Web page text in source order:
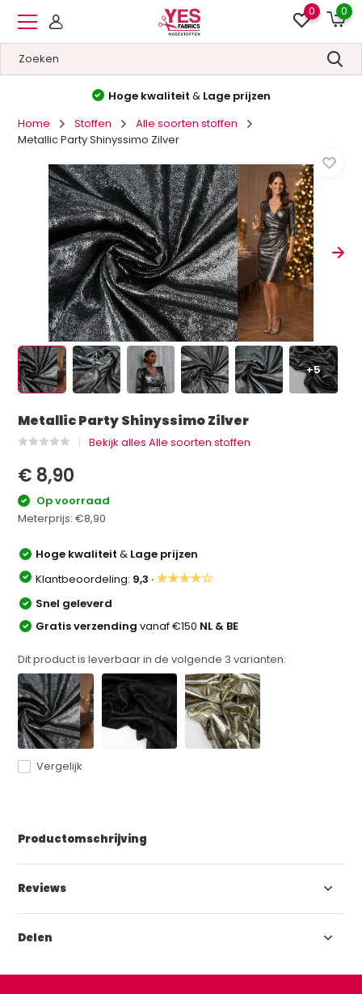
0 0
Hoge kwaliteit & Lage prijzen
Home
Stoffen
Alle soorten stoffen
Metallic Party Shinyssimo Zilver
+5
Metallic Party Shinyssimo Zilver
Bekijk alles Alle soorten stoffen
€ 8,90
Op voorraad
Meterprijs:€8,90
Hoge kwaliteit& Lage prijzen
Klantbeoordeling: 9,3 ·★★★★☆
Snel geleverd
Gratis verzendingvanaf €150 NL & BE
Dit product is leverbaar in de volgende 3 varianten:
Vergelijk
Productomschrijving
Reviews
Delen